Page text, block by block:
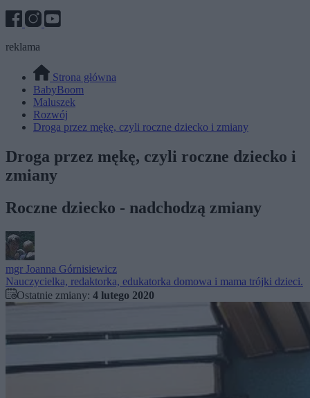
reklama
Strona główna
BabyBoom
Maluszek
Rozwój
Droga przez mękę, czyli roczne dziecko i zmiany
Droga przez mękę, czyli roczne dziecko i
zmiany
Roczne dziecko - nadchodzą zmiany
mgr Joanna Górnisiewicz
Nauczycielka, redaktorka, edukatorka domowa i mama trójki dzieci.
Ostatnie zmiany: 4 lutego 2020